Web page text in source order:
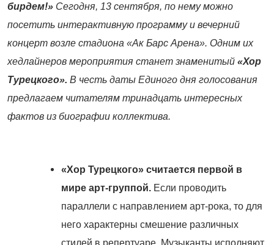
бирдем!» Сегодня, 13 сентября, по нему можно
посетить интерактивную программу и вечерний
концерт возле стадиона «Ак Барс Арена». Одним их
хедлайнеров мероприятия станет знаменитый «Хор
Турецкого». В честь даты Единого дня голосования
предлагаем читателям тринадцать интересных
фактов из биографии коллектива.
«Хор Турецкого» считается первой в
мире арт-группой. Если проводить
параллели с направлением арт-рока, то для
него характерны смешение различных
стилей в репертуаре. Музыканты исполняют